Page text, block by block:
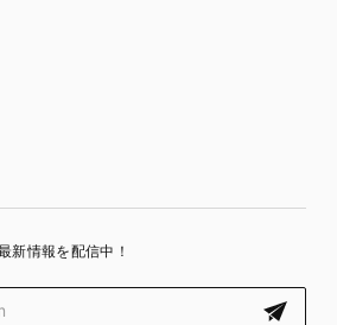
新情報を配信中！